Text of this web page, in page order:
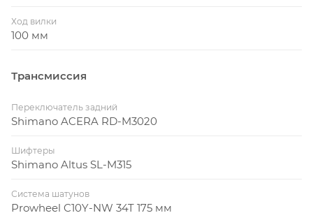
Ход вилки
100 мм
Трансмиссия
Переключатель задний
Shimano ACERA RD-M3020
Шифтеры
Shimano Altus SL-M315
Система шатунов
Prowheel C10Y-NW 34T 175 мм